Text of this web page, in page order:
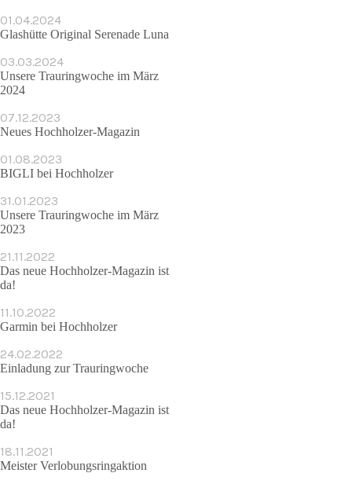
01.04.2024
Glashütte Original Serenade Luna
03.03.2024
Unsere Trauringwoche im März
2024
07.12.2023
Neues Hochholzer-Magazin
01.08.2023
BIGLI bei Hochholzer
31.01.2023
Unsere Trauringwoche im März
2023
21.11.2022
Das neue Hochholzer-Magazin ist
da!
11.10.2022
Garmin bei Hochholzer
24.02.2022
Einladung zur Trauringwoche
15.12.2021
Das neue Hochholzer-Magazin ist
da!
18.11.2021
Meister Verlobungsringaktion